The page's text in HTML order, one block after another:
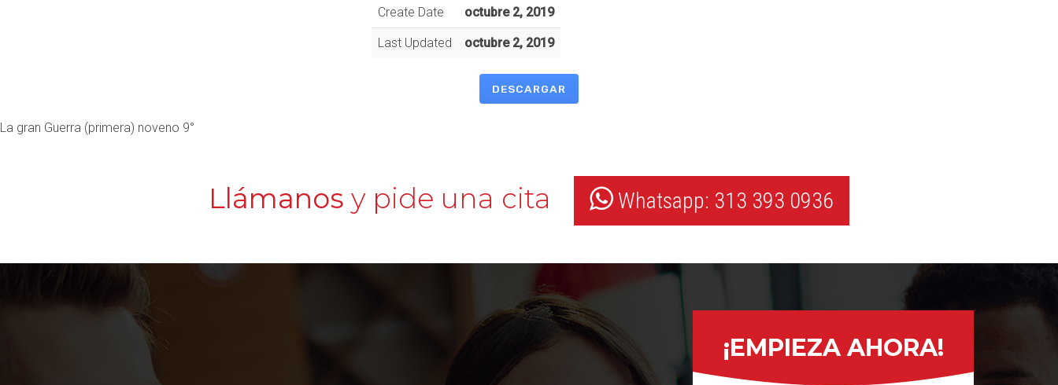
Create Date octubre 2, 2019
Last Updated octubre 2, 2019
DESCARGAR
La gran Guerra (primera) noveno 9°
Llámanos y pide una cita Whatsapp: 313 393 0936
¡EMPIEZA AHORA!